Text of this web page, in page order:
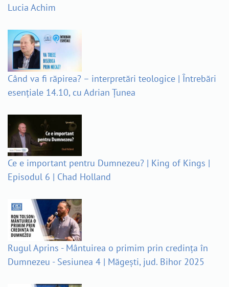
Lucia Achim
Când va fi răpirea? – interpretări teologice | Întrebări
esențiale 14.10, cu Adrian Țunea
Ce e important pentru Dumnezeu? | King of Kings |
Episodul 6 | Chad Holland
Rugul Aprins - Mântuirea o primim prin credința în
Dumnezeu - Sesiunea 4 | Măgești, jud. Bihor 2025